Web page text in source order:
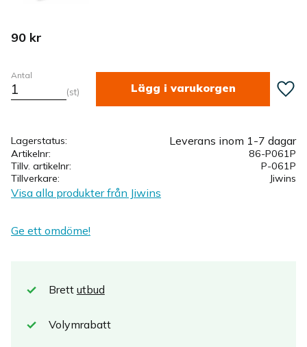
90 kr
Antal
st Lägg
Lagerstatus Leverans inom 1-7 dagar
Artikelnr
86-P061P
Tillv. artikelnr
P-061P
Tillverkare
Jiwins
Visa alla produkter från Jiwins
Ge ett omdöme!
Brett utbud
Volymrabatt